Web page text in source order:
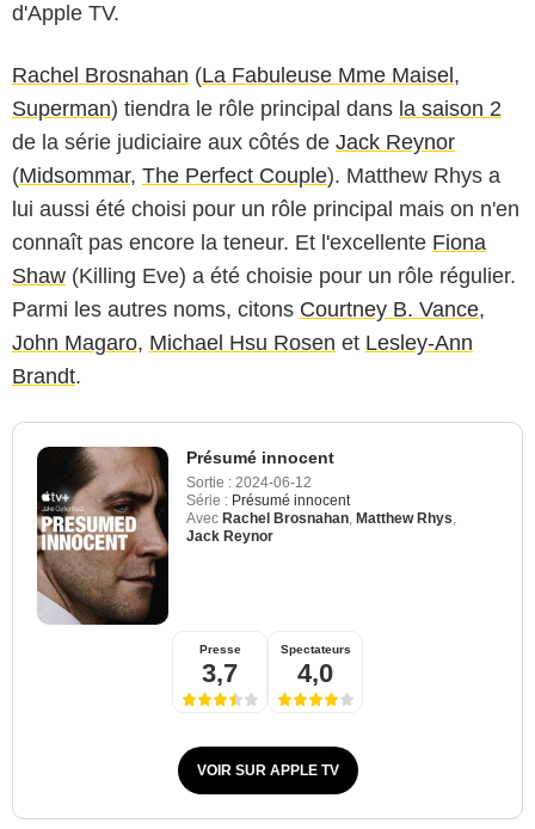
d'Apple TV.
Rachel Brosnahan (La Fabuleuse Mme Maisel ,
Superman) tiendra le rôle principal dans la saison 2
de la série judiciaire aux côtés de Jack Reynor
(Midsommar, The Perfect Couple). Matthew Rhys a
lui aussi été choisi pour un rôle principal mais on n'en
connaît pas encore la teneur. Et l'excellente Fiona
Shaw (Killing Eve) a été choisie pour un rôle régulier.
Parmi les autres noms, citons Courtney B. Vance,
John Magaro, Michael Hsu Rosen et Lesley-Ann
Brandt.
Présumé innocent
Sortie : 2024-06-12
Série : Présumé innocent
Avec Rachel Brosnahan, Matthew Rhys,
Jack Reynor
Presse
3,7
Spectateurs
4,0
VOIR SUR APPLE TV